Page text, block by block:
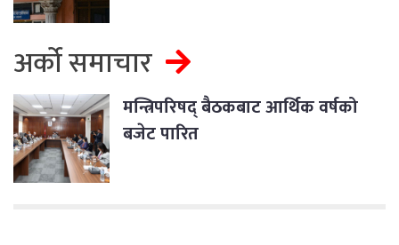
अर्को समाचार
मन्त्रिपरिषद् बैठकबाट आर्थिक वर्षको
बजेट पारित